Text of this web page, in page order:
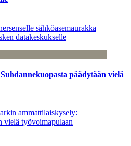
sähköasemaurakka
datakeskukselle
päädytään vielä
ammattilaiskysely:
vielä työvoimapulaan